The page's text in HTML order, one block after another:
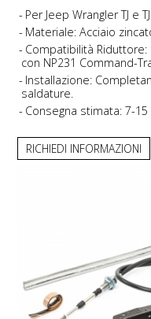
Per Jeep Wrangler TJ e
Materiale: Acciaio
Compatibilità
con NP231 Command-
Installazione:
saldature.
Consegna stimata: 7-15
RICHIEDI INFORMAZIONI